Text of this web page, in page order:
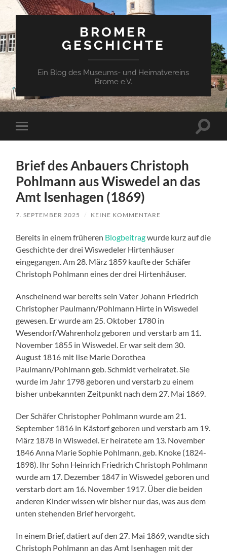
BROMER
GESCHICHTE
Ein Blog des Museums- und Heimatvereins
Brome e.V.
Mobile-
Menü
Brief des Anbauers Christoph
Pohlmann aus Wiswedel an das
Amt Isenhagen (1869)
7. SEPTEMBER 2025 / KEINE KOMMENTARE
Bereits in einem früheren Blogbeitragwurde kurz auf die
Geschichte der drei Wiswedeler Hirtenhäuser
eingegangen. Am 28. März 1859 kaufte der Schäfer
Christoph Pohlmann eines der drei Hirtenhäuser.
Anscheinend war bereits sein Vater Johann Friedrich
Christopher Paulmann/Pohlmann Hirte in Wiswedel
gewesen. Er wurde am 25. Oktober 1780 in
Wesendorf/Wahrenholz geboren und verstarb am 11.
November 1855 in Wiswedel. Er war seit dem 30.
August 1816 mit Ilse Marie Dorothea
Paulmann/Pohlmann geb. Schmidt verheiratet. Sie
wurde im Jahr 1798 geboren und verstarb zu einem
bisher unbekannten Zeitpunkt nach dem 27. Mai 1869.
Der Schäfer Christopher Pohlmann wurde am 21.
September 1816 in Kästorf geboren und verstarb am 19.
März 1878 in Wiswedel. Er heiratete am 13. November
1846 Anna Marie Sophie Pohlmann, geb. Knoke (1824-
1898). Ihr Sohn Heinrich Friedrich Christoph Pohlmann
wurde am 17. Dezember 1847 in Wiswedel geboren und
verstarb dort am 16. November 1917. Über die beiden
anderen Kinder wissen wir bisher nur das, was aus dem
unten stehenden Brief hervorgeht.
In einem Brief, datiert auf den 27. Mai 1869, wandte sich
Christoph Pohlmann an das Amt Isenhagen mit der